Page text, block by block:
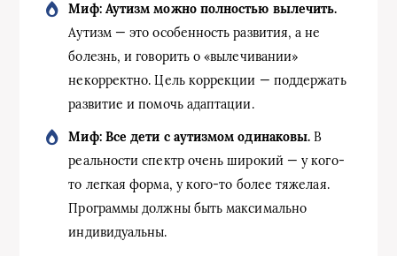
Миф: Аутизм можно полностью вылечить.
Аутизм — это особенность развития, а не
болезнь, и говорить о «вылечивании»
некорректно. Цель коррекции — поддержать
развитие и помочь адаптации.
Миф: Все дети с аутизмом одинаковы. В
реальности спектр очень широкий — у кого-
то легкая форма, у кого-то более тяжелая.
Программы должны быть максимально
индивидуальны.